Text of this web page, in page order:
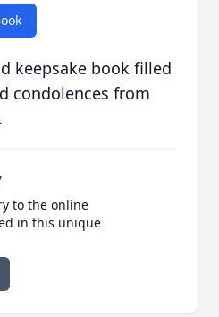
keepsake book filled
condolences from
to the online
in this unique